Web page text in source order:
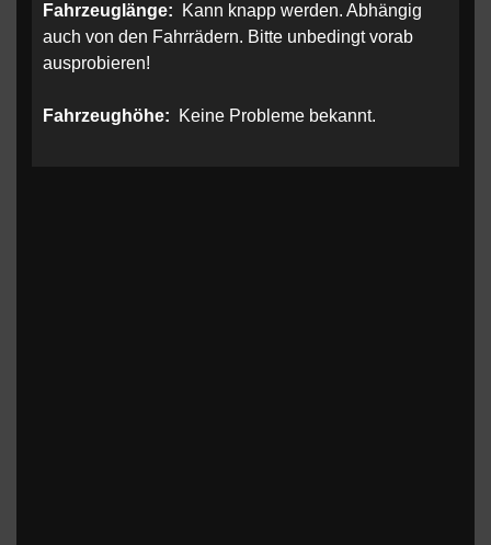
Fahrzeuglänge:
Kann knapp werden. Abhängig
auch von den Fahrrädern. Bitte unbedingt vorab
ausprobieren!
Fahrzeughöhe: Keine Probleme bekannt.